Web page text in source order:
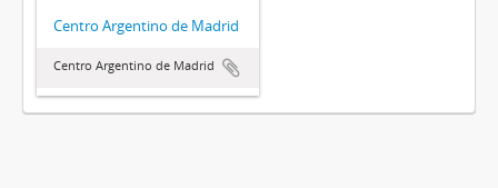
Centro Argentino de Madrid
Centro Argentino de Madrid